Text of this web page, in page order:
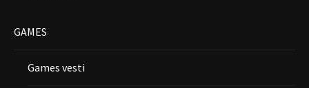
GAMES
Games vesti